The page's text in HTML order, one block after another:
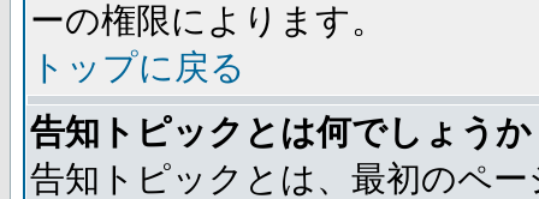
ーの権限によります。
トップに戻る
告知トピックとは何でしょうか
告知トピックとは、最初のペ